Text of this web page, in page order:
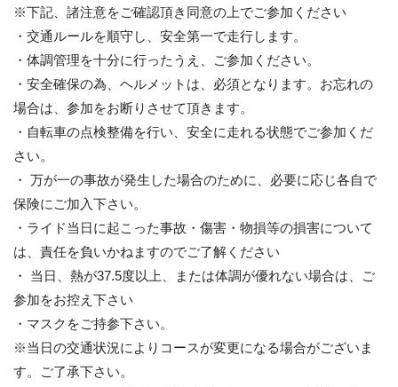
※下記、諸注意をご確認頂き同意の上でご参加ください
・交通ルールを順守し、安全第一で走行します。
・体調管理を十分に行ったうえ、ご参加ください。
・安全確保の為、ヘルメットは、必須となります。お忘れの
場合は、参加をお断りさせて頂きます。
・自転車の点検整備を行い、安全に走れる状態でご参加くだ
さい。
・ 万が一の事故が発生した場合のために、必要に応じ各自で
保険にご加入下さい。
・ライド当日に起こった事故・傷害・物損等の損害について
は、責任を負いかねますのでご了解ください
・ 当日、熱が37.5度以上、または体調が優れない場合は、ご
参加をお控え下さい
・マスクをご持参下さい。
※当日の交通状況によりコースが変更になる場合がございま
す。ご了承下さい。